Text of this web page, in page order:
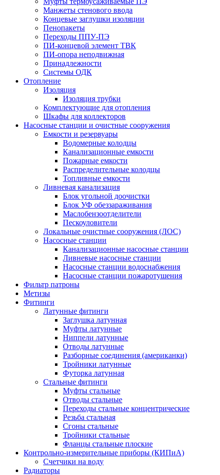
Манжеты стенового ввода
Концевые заглушки изоляции
Пенопакеты
Переходы ППУ-ПЭ
ПИ-концевой элемент ТВК
ПИ-опора неподвижная
Принадлежности
Системы ОДК
Отопление
Изоляция
Изоляция трубки
Комплектующие для отопления
Шкафы для коллекторов
Насосные станции и очистные сооружения
Емкости и резервуары
Водомерные колодцы
Канализационные емкости
Пожарные емкости
Распределительные колодцы
Топливные емкости
Ливневая канализация
Блок угольной доочистки
Блок УФ обеззараживания
Маслобензоотделители
Пескоуловители
Локальные очистные сооружения (ЛОС)
Насосные станции
Канализационные насосные станции
Ливневые насосные станции
Насосные станции водоснабжения
Насосные станции пожаротушения
Фильтр патроны
Метизы
Фитинги
Латунные фитинги
Заглушка латунная
Муфты латунные
Ниппели латунные
Отводы латунные
Разборные соединения (американки)
Тройники латунные
Футорка латунная
Стальные фитинги
Муфты стальные
Отводы стальные
Переходы стальные концентрические
Резьба стальная
Сгоны стальные
Тройники стальные
Фланцы стальные плоские
Контрольно-измерительные приборы (КИПиА)
Счетчики на воду
Радиаторы